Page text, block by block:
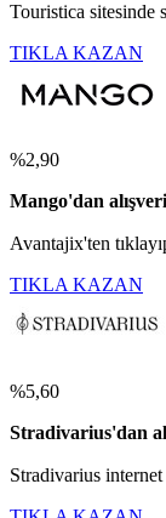
Touristica sitesinde
TIKLA KAZAN
%2,90
Mango'dan
Avantajix'ten
TIKLA KAZAN
%5,60
Stradivarius'dan
Stradivarius